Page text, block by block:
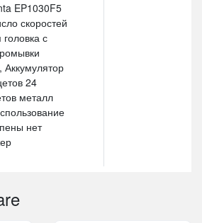
EP1030F5
скоростей
с
Аккумулятор
24
металл
нет